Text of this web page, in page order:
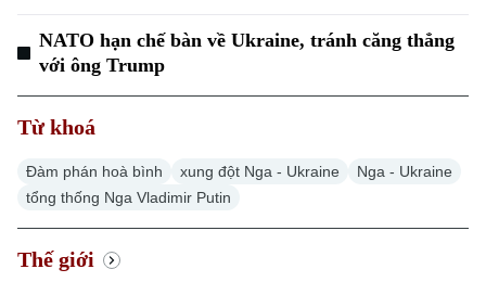
NATO hạn chế bàn về Ukraine, tránh căng thẳng
với ông Trump
Từ khoá
Đàm phán hoà bình xung đột Nga - Ukraine
Nga - Ukraine
tổng thống Nga Vladimir Putin
Thế giới